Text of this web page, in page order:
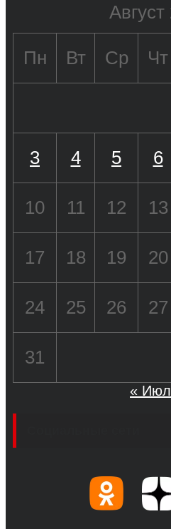
Август
Пн Вт Ср Чт
3 4 5 6
10 11 12 13
17 18 19 20
24 25 26 27
31
« Июл